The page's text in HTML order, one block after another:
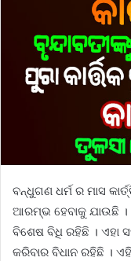
ବନ୍ଧୁଗଣ ଧର୍ମ ର ମାସ
ଆରମ୍ଭ ହେବାକୁ ଯାଉଛି ।
ବିଶେଷ ବିଧି ରହିଛି । ଏହା
କରିବାର ବିଧାନ ରହିଛି ।